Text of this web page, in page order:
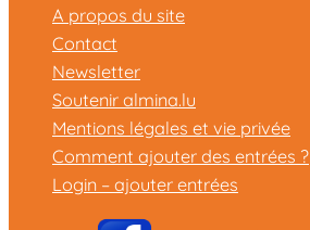
A propos du site
Contact
Newsletter
Soutenir almina.lu
Mentions légales et vie privée
Comment ajouter des entrées ?
Login – ajouter entrées